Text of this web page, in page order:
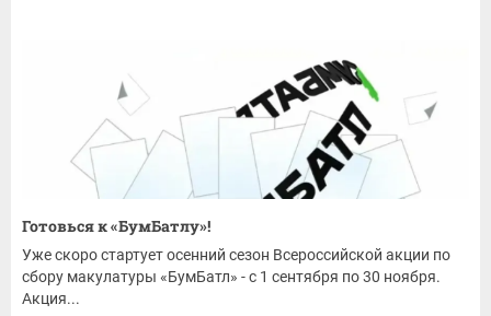
Готовься к «БумБатлу»!
Уже скоро стартует осенний сезон Всероссийской акции по
сбору макулатуры «БумБатл» - с 1 сентября по 30 ноября.
Акция...